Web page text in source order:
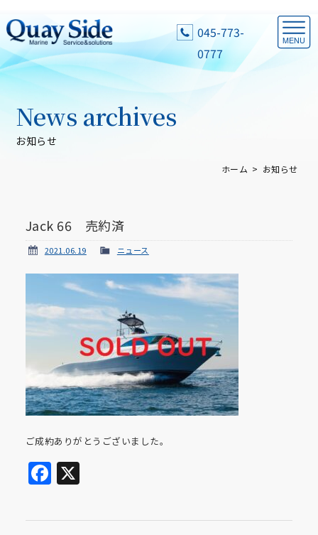
045-773-
0777
お知らせ
News archives
ホーム お知らせ
Jack 66 売約済
2021.06.19 ニュース
ご成約ありがとうございました。
Facebook
X